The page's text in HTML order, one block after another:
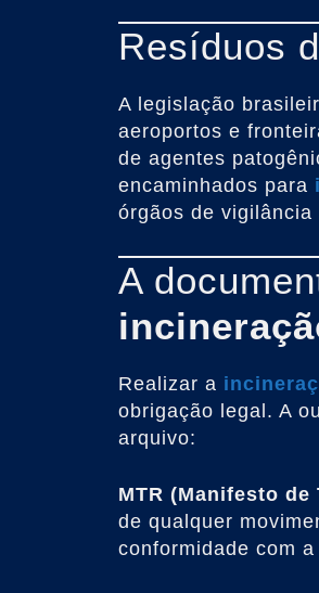
Resíduos
A legislação
aeroportos e
de agentes
encaminhados para
órgãos de
A
Realizar a
obrigação legal. A
arquivo:
MTR (Manifesto
de qualquer
conformidade com a